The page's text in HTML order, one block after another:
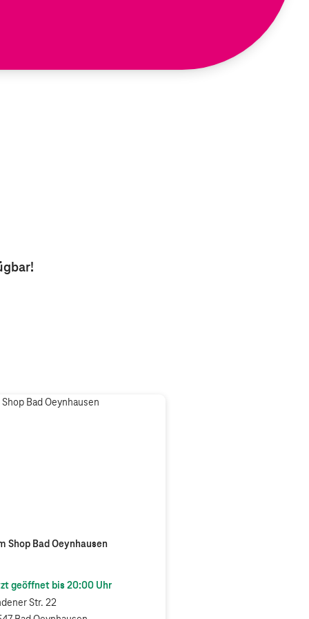
Shop Bad Oeynhausen
geöffnet bis 20:00Uhr
Str. 22